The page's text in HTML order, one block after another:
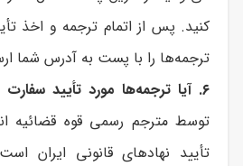
کنید. پس از اتمام ترجمه و اخذ
ترجمه‌ها را با پست به آدرس شما
۶. آیا ترجمه‌ها مورد تأیید سفارت ایتالیا است؟
توسط مترجم رسمی قوه قضائیه
تأیید نهادهای قانونی ایران